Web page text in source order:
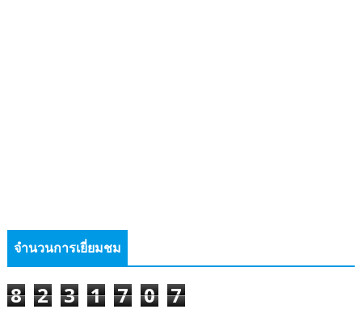
จำนวนการเยี่ยมชม
8 2 3 1 7 0 7